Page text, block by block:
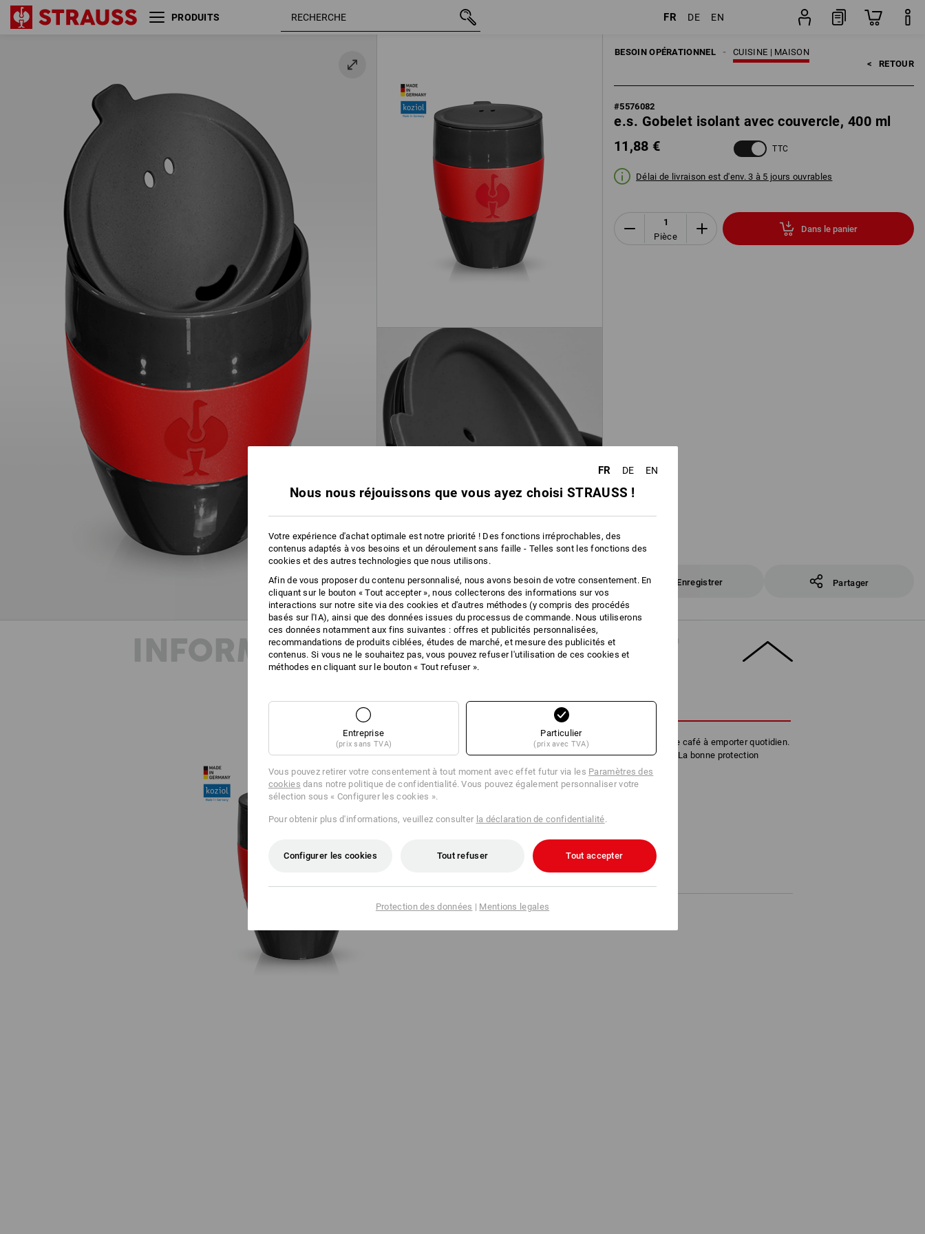
PRODUITS FR DE EN
BESOIN OPÉRATIONNEL
CUISINE | MAISON
< RETOUR
#5576082
e.s. Gobelet isolant avec couvercle, 400 ml
11,88 €
TTC
Délai de livraison est d'env. 3 à 5 jours ouvrables
Pièce
Dans le panier
Enregistrer Partager
e.s. Gobelet isolant avec
11,88 €
INFORMATIONS SUR LE PRODUIT
DESCRIPTION
Déguster un café en ayant bonne conscience. Pour le café à emporter quotidien.
C’est bon pour l’environnement et cela rend heureux. La bonne protection
thermique garantit un confort agréable.
tenue parfaite du couvercle
Protection thermique optimale
facile à nettoyer
Volume : 400 ml
adapté au lave-vaisselle
Dimensions : (h x l x L) 120 x 97 x 97 mm
FR DE EN
Nous nous réjouissons que vous ayez choisi STRAUSS !
Votre expérience d'achat optimale est notre priorité ! Des fonctions irréprochables, des
contenus adaptés à vos besoins et un déroulement sans faille - Telles sont les fonctions des
cookies et des autres technologies que nous utilisons.
Afin de vous proposer du contenu personnalisé, nous avons besoin de votre consentement. En
cliquant sur le bouton « Tout accepter », nous collecterons des informations sur vos
interactions sur notre site via des cookies et d'autres méthodes (y compris des procédés
basés sur l'IA), ainsi que des données issues du processus de commande. Nous utiliserons
ces données notamment aux fins suivantes : offres et publicités personnalisées,
recommandations de produits ciblées, études de marché, et mesure des publicités et
contenus. Si vous ne le souhaitez pas, vous pouvez refuser l'utilisation de ces cookies et
méthodes en cliquant sur le bouton « Tout refuser ».
Entreprise
(prix sans TVA)
Particulier
(prix avec TVA)
Vous pouvez retirer votre consentement à tout moment avec effet futur via les Paramètres des
cookies dans notre politique de confidentialité. Vous pouvez également personnaliser votre
sélection sous « Configurer les cookies ».
Pour obtenir plus d'informations, veuillez consulter la déclaration de confidentialité.
Configurer les cookies Tout refuser Tout accepter
Protection des données | Mentions legales